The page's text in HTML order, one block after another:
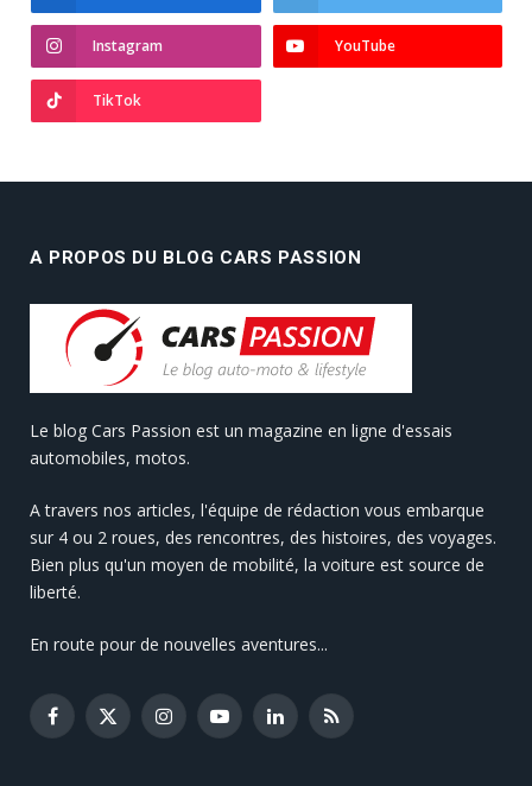
Instagram YouTube
TikTok
A PROPOS DU BLOG CARS PASSION
Le blog Cars Passion est un magazine en ligne d'essais
automobiles, motos.
A travers nos articles, l'équipe de rédaction vous embarque
sur 4 ou 2 roues, des rencontres, des histoires, des voyages.
Bien plus qu'un moyen de mobilité, la voiture est source de
liberté.
En route pour de nouvelles aventures...
Facebook
X
InstagramYouTubeLinkedInRSS